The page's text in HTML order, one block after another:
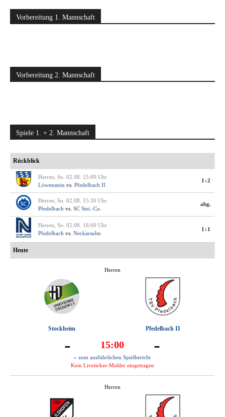
Vorbereitung 1. Mannschaft
Vorbereitung 2. Mannschaft
Spiele 1. + 2. Mannschaft
Rückblick
Herren, So. 02.08. 15:00 Uhr
Löwenstein vs. Pfedelbach II
1:2
Herren, So. 02.08. 15:30 Uhr
Pfedelbach vs. SC Stei.-Co.
abg.
Herren, So. 02.08. 16:00 Uhr
Pfedelbach vs. Neckarsulm
1:1
Heute
Herren
Stockheim Pfedelbach II
- 15:00 -
» zum ausführlichen Spielbericht
Kein Liveticker-Melder eingetragen
Herren